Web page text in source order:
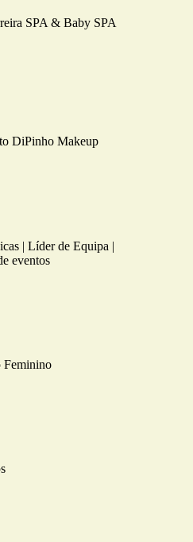
SPA & Baby SPA
DiPinho Makeup
| Líder de Equipa |
eventos
Feminino